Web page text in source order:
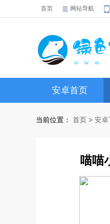
首页 网站导航
安卓首页
当前位置： 首页 > 安卓
喵喵